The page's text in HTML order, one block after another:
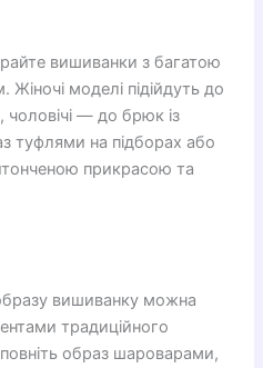
вишиванки з багатою
моделі підійдуть до
чоловічі — до брюк із
туфлями на підборах або
прикрасою та
вишиванку можна
традиційного
образ шароварами,